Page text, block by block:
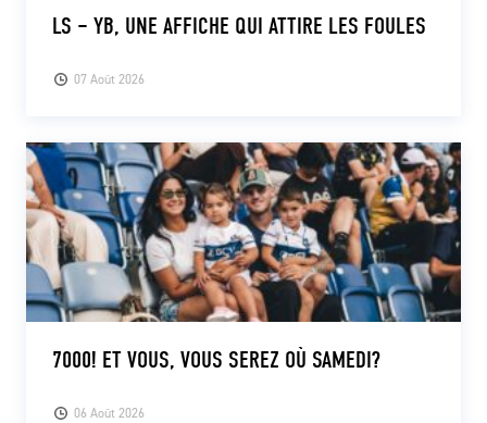
07 Août 2026
LS – YB, UNE AFFICHE QUI ATTIRE LES FOULES
06 Août 2026
7000! ET VOUS, VOUS SEREZ OÙ SAMEDI?